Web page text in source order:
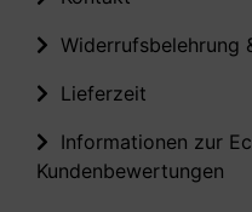
Widerrufsbelehrung
Lieferzeit
Informationen zur
Kundenbewertungen